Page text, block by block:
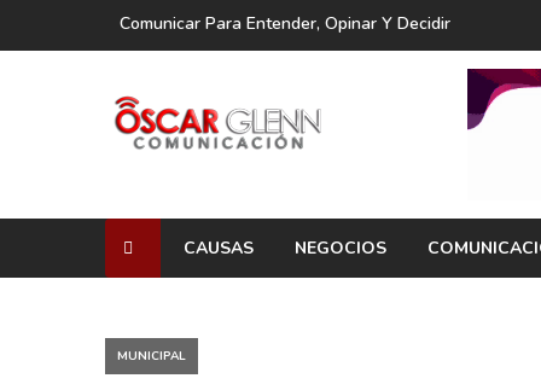
Comunicar Para Entender, Opinar Y Decidir
CAUSAS NEGOCIOS
MUNICIPAL